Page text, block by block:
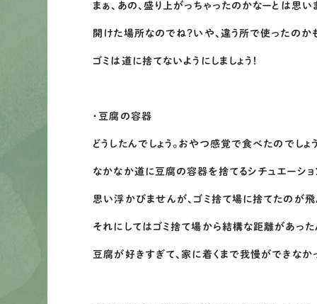
まぁ、あの、盛り上がっちゃったのかなーとは思い
開けた場所なのでね？いや、違う所で使ったのか
ゴミは道に捨てないようにしましょう！
・豆腐の容器
どうしたんでしょう。おやつ感覚で食べたのでしょ
なかなか道に豆腐の容器を捨てるシチュエーショ
思い浮かびませんが、ゴミ捨て場に捨てたのが飛
それにしてはゴミ捨て場から結構な距離があったん
豆腐が好きすぎて、家に着くまで我慢ができなか